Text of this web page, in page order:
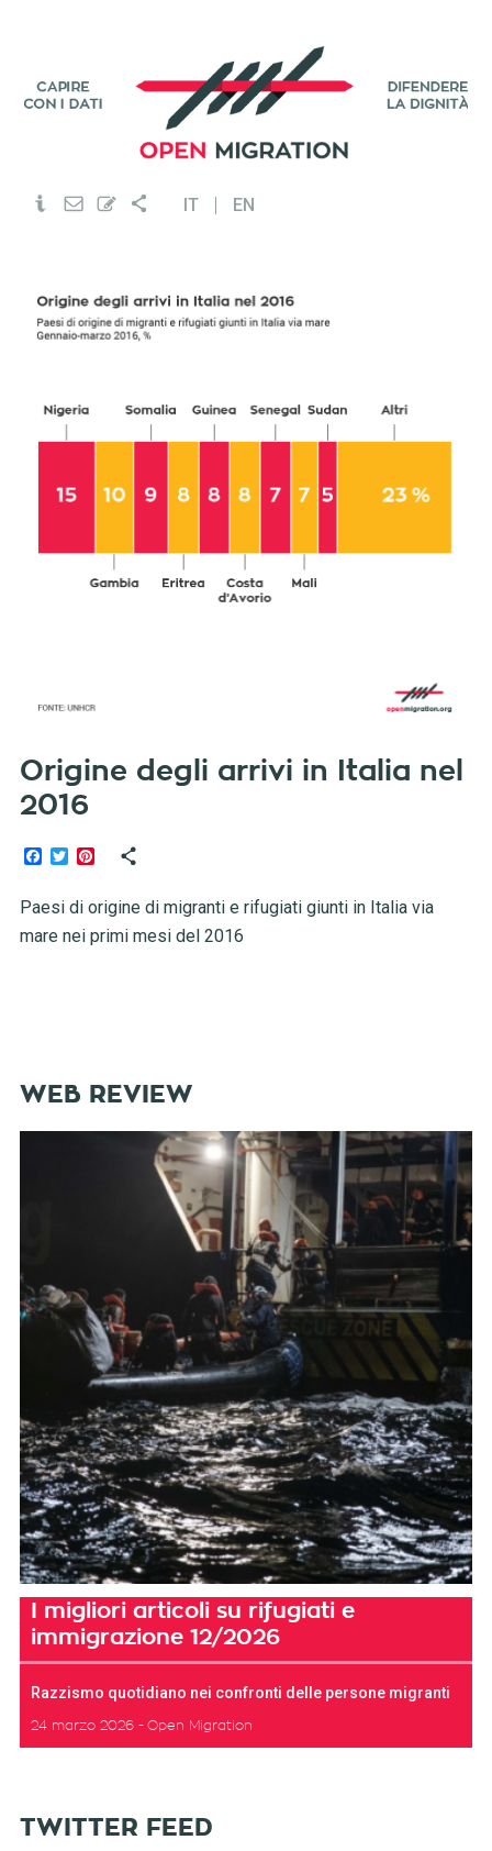
IT EN
Origine degli arrivi in Italia nel
2016
Facebook
TwitterPinterest
Paesi di origine di migranti e rifugiati giunti in Italia via
mare nei primi mesi del 2016
WEB REVIEW
I migliori articoli su rifugiati e
immigrazione 12/2026
Razzismo quotidiano nei confronti delle persone migranti
24 marzo 2026 Open Migration
TWITTER FEED